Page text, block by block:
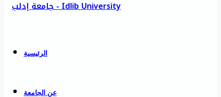
الرئيسية
عن الجامعة